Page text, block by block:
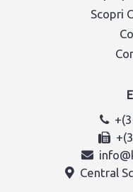
Scopri
Central